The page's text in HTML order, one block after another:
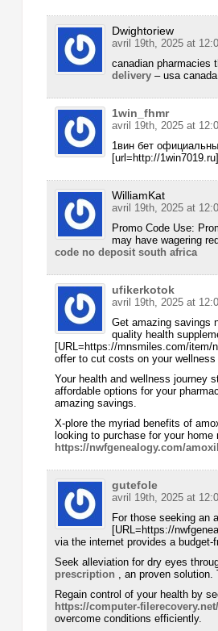
Dwightoriew
avril 19th, 2025 at
canadian pharmacies
delivery– usa
1win_fhmr
avril 19th, 2025 at
1вин бет
[url=http://
WilliamKat
avril 19th, 2025 at
Promo Code Use:
may have wagering
code no deposit south africa
ufikerkotok
avril 19th, 2025 at
Get amazing savings
quality health
[URL=https://mnsmiles.com/item/
offer to cut costs on your wellness
Your health and wellness journey
affordable options for your
amazing savings.
X-plore the myriad benefits of
looking to purchase for your home
https://nwfgenealogy.com/
gutefole
avril 19th, 2025 at
For those seeking an
[URL=https://
via the internet provides a budget-
Seek alleviation for dry eyes
prescription , an proven
Regain control of your health by
https://computer-
overcome conditions efficiently.